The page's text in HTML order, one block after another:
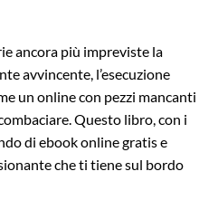
ancora più impreviste la
avvincente, l’esecuzione
un online con pezzi mancanti
Questo libro, con i
di ebook online gratis e
che ti tiene sul bordo